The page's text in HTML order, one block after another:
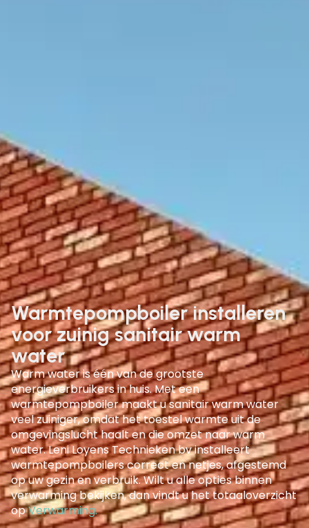
Warmtepompboiler installeren
voor zuinig sanitair warm
water
Warm water is één van de grootste
energieverbruikers in huis. Met een
warmtepompboilermaakt u sanitair warm water
veel zuiniger, omdat het toestel warmte uit de
omgevingslucht haalt en die omzet naar warm
water. Leni Loyens Technieken bv installeert
warmtepompboilers correct en netjes, afgestemd
op uw gezin en verbruik. Wilt u alle opties binnen
verwarming bekijken, dan vindt u het totaaloverzicht
opVerwarming.